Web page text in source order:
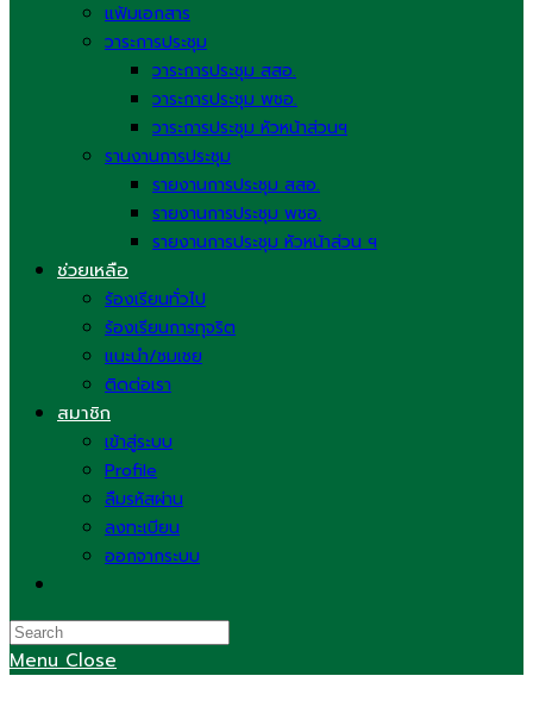
แฟ้มเอกสาร
วาระการประชุม
วาระการประชุม สสอ.
วาระการประชุม พชอ.
วาระการประชุม หัวหน้าส่วนฯ
รานงานการประชุม
รายงานการประชุม สสอ.
รายงานการประชุม พชอ.
รายงานการประชุม หัวหน้าส่วน ฯ
ช่วยเหลือ
ร้องเรียนทั่วไป
ร้องเรียนการทุจริต
แนะนำ/ชมเชย
ติดต่อเรา
สมาชิก
เข้าสู่ระบบ
Profile
ลืมรหัสผ่าน
ลงทะเบียน
ออกจากระบบ
search
Menu Close